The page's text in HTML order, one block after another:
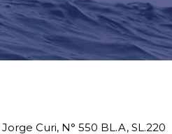
Jorge Curi, N° 550 BL.A, SL.220